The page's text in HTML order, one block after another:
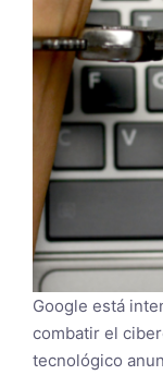
Google está
combatir el
tecnológico